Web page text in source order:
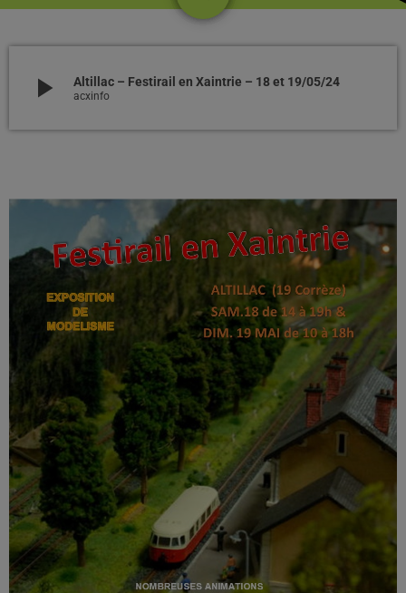
play_arrow Altillac – Festirail en Xaintrie – 18 et 19/05/24
acxinfo